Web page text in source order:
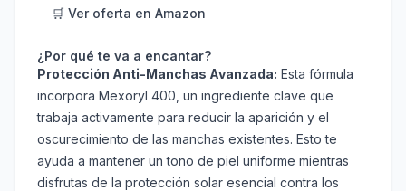
🛒 Ver oferta en Amazon
¿Por qué te va a encantar?
Protección Anti-Manchas Avanzada: Esta fórmula
incorpora Mexoryl 400, un ingrediente clave que
trabaja activamente para reducir la aparición y el
oscurecimiento de las manchas existentes. Esto te
ayuda a mantener un tono de piel uniforme mientras
disfrutas de la protección solar esencial contra los